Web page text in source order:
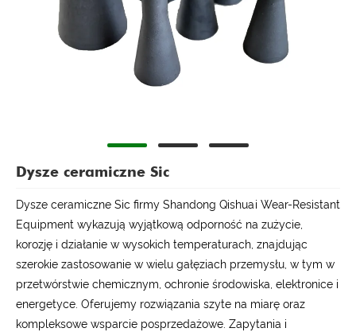
Dysze ceramiczne Sic
Dysze ceramiczne Sic firmy Shandong Qishuai Wear-Resistant
Equipment wykazują wyjątkową odporność na zużycie,
korozję i działanie w wysokich temperaturach, znajdując
szerokie zastosowanie w wielu gałęziach przemysłu, w tym w
przetwórstwie chemicznym, ochronie środowiska, elektronice i
energetyce. Oferujemy rozwiązania szyte na miarę oraz
kompleksowe wsparcie posprzedażowe. Zapytania i